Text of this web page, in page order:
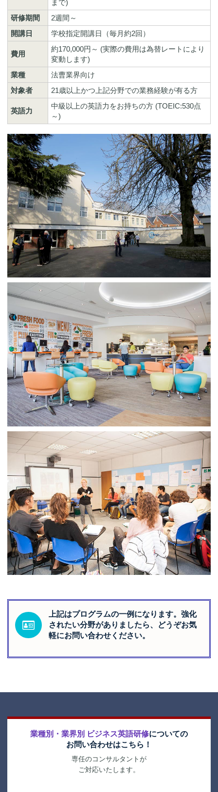
まで)
研修期間
2週間～
開講日
学校指定開講日（毎月約2回）
費用
約170,000円～ (実際の費用は為替レートにより
変動します)
業種
法曹業界向け
対象者
21歳以上かつ上記分野での業務経験が有る方
英語力
中級以上の英語力をお持ちの方 (TOEIC:530点
～)
上記はプログラムの一例になります。強化
されたい分野がありましたら、どうぞお気
軽にお問い合わせください。
業種別・業界別 ビジネス英語研修についての
お問い合わせはこちら！
専任のコンサルタントが
ご対応いたします。